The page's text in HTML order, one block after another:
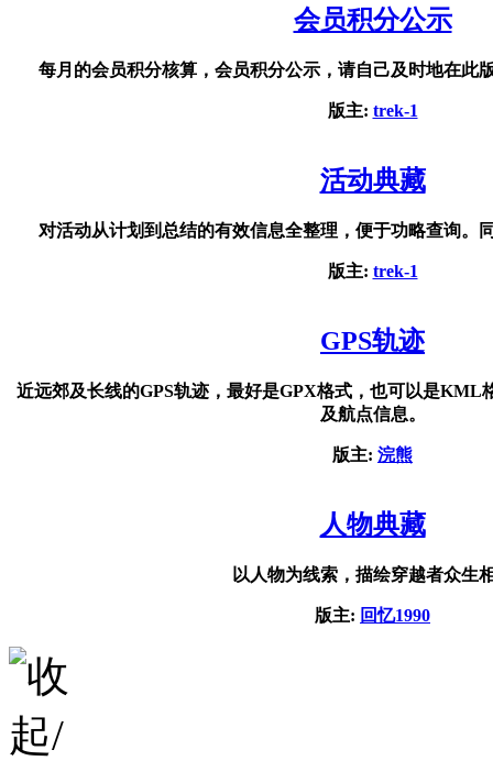
会员积分公示
每月的会员积分核算，会员积分公示，请自己及时地在此
版主: trek-1
活动典藏
对活动从计划到总结的有效信息全整理，便于功略查询。
版主: trek-1
GPS轨迹
近远郊及长线的GPS轨迹，最好是GPX格式，也可以是KML
及航点信息。
版主: 浣熊
人物典藏
以人物为线索，描绘穿越者众生
版主: 回忆1990